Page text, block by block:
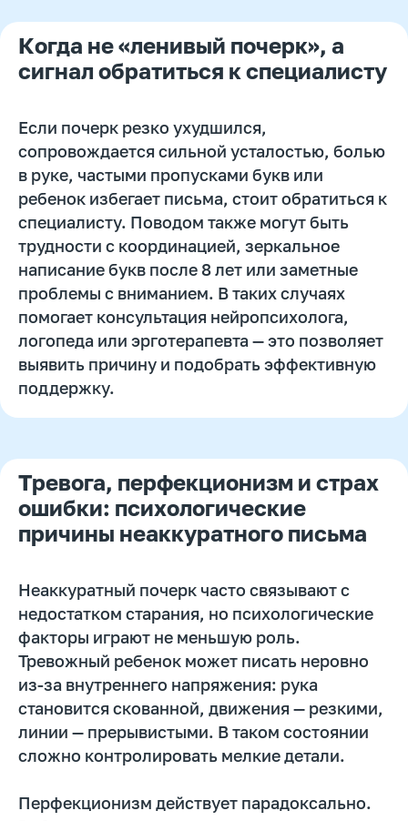
Когда не «ленивый почерк», а
сигнал обратиться к специалисту
Если почерк резко ухудшился,
сопровождается сильной усталостью, болью
в руке, частыми пропусками букв или
ребенок избегает письма, стоит обратиться к
специалисту. Поводом также могут быть
трудности с координацией, зеркальное
написание букв после 8 лет или заметные
проблемы с вниманием. В таких случаях
помогает консультация нейропсихолога,
логопеда или эрготерапевта — это позволяет
выявить причину и подобрать эффективную
поддержку.
Тревога, перфекционизм и страх
ошибки: психологические
причины неаккуратного письма
Неаккуратный почерк часто связывают с
недостатком старания, но психологические
факторы играют не меньшую роль.
Тревожный ребенок может писать неровно
из-за внутреннего напряжения: рука
становится скованной, движения — резкими,
линии — прерывистыми. В таком состоянии
сложно контролировать мелкие детали.
Перфекционизм действует парадоксально.
нужно изменить.
Через 3–4 недели регулярной практики
обычно заметны первые результаты:
уверенность. Важно закрепить этот успех
— поддерживать ритм занятий и сохранять
доброжелательную атмосферу, в которой
письмо перестает быть источником
стресса.
Снежана Довгошея Методист
Руководитель курсов по
каллиграфии и скорописи
Автор образовательных программ
Автор статьи:
Записаться на
пробный урок
Имя